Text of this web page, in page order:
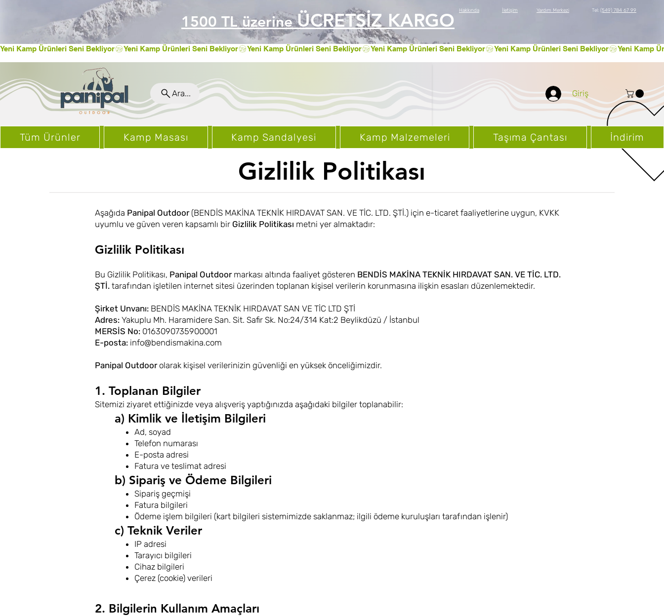
Hakkında İletişim Yardım Merkezi Tel: (549) 784 67 99
1500 TL üzerineÜCRETSİZ KARGO
Yeni Kamp Ürünleri Seni Bekliyor
Ara... Giriş
Tüm Ürünler Kamp Masası Kamp Sandalyesi Kamp Malzemeleri Taşıma Çantası İndirim
Gizlilik Politikası
Aşağıda Panipal Outdoor(BENDİS MAKİNA TEKNİK HIRDAVAT SAN. VE TİC. LTD. ŞTİ.) için e-ticaret faaliyetlerine uygun, KVKK
uyumlu ve güven veren kapsamlı bir Gizlilik Politikası metni yer almaktadır:
Gizlilik Politikası
Bu Gizlilik Politikası, Panipal Outdoormarkası altında faaliyet gösteren BENDİS MAKİNA TEKNİK HIRDAVAT SAN. VE TİC. LTD.
ŞTİ. tarafından işletilen internet sitesi üzerinden toplanan kişisel verilerin korunmasına ilişkin esasları düzenlemektedir.
Şirket Unvanı: BENDİS MAKİNA TEKNİK HIRDAVAT SAN VE TİC LTD ŞTİ
Adres: Yakuplu Mh. Haramidere San. Sit. Safir Sk. No:24/314 Kat:2 Beylikdüzü / İstanbul
MERSİS No: 0163090735900001
E-posta: info@bendismakina.com
Panipal Outdoorolarak kişisel verilerinizin güvenliği en yüksek önceliğimizdir.
1. Toplanan Bilgiler
Sitemizi ziyaret ettiğinizde veya alışveriş yaptığınızda aşağıdaki bilgiler toplanabilir:
a) Kimlik ve İletişim Bilgileri
Ad, soyad
Telefon numarası
E-posta adresi
Fatura ve teslimat adresi
b) Sipariş ve Ödeme Bilgileri
Sipariş geçmişi
Fatura bilgileri
Ödeme işlem bilgileri (kart bilgileri sistemimizde saklanmaz; ilgili ödeme kuruluşları tarafından işlenir)
c) Teknik Veriler
IP adresi
Tarayıcı bilgileri
Cihaz bilgileri
Çerez (cookie) verileri
2. Bilgilerin Kullanım Amaçları